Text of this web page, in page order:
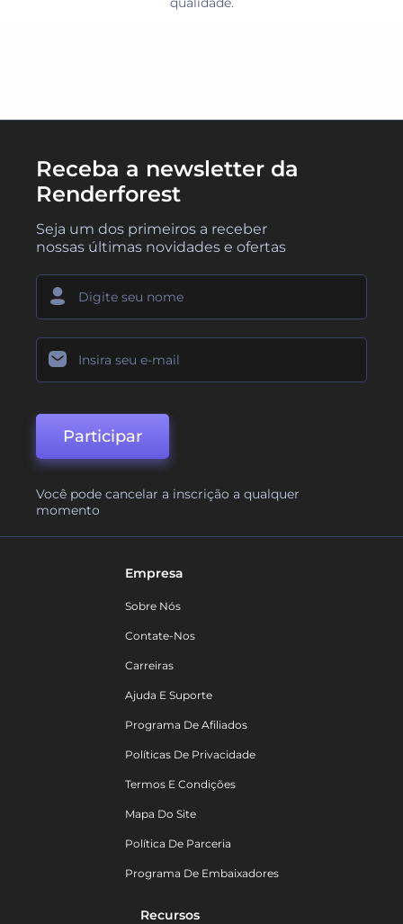
Receba a newsletter da
Renderforest
Seja um dos primeiros a receber
nossas últimas novidades e ofertas
Participar
Você pode cancelar a inscrição a qualquer
momento
Empresa
Sobre Nós
Contate-Nos
Carreiras
Ajuda E Suporte
Programa De Afiliados
Políticas De Privacidade
Termos E Condições
Mapa Do Site
Política De Parceria
Programa De Embaixadores
Recursos